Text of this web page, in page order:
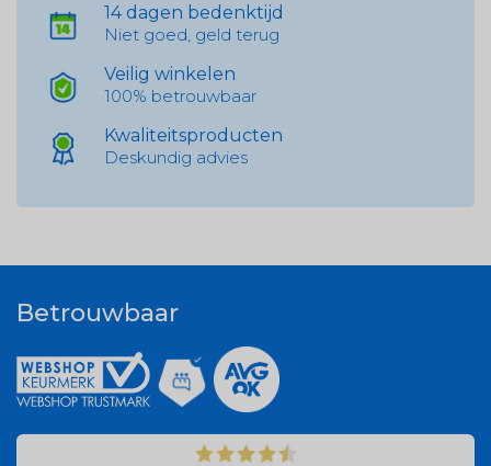
14 dagen bedenktijd
Niet goed, geld terug
Veilig winkelen
100% betrouwbaar
Kwaliteitsproducten
Deskundig advies
Betrouwbaar